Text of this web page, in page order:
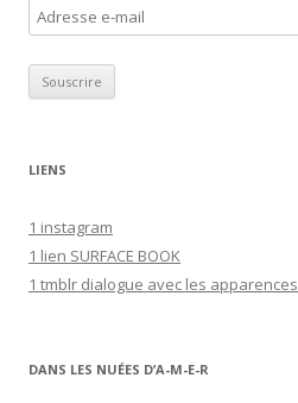
d
r
e
-
m
a
LIENS
1 instagram
1 lien SURFACE BOOK
1 tmblr dialogue avec les apparences
DANS LES NUÉES D’A-M-E-R